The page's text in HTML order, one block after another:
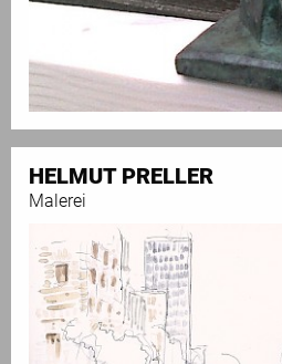
HELMUT PRELLER
Malerei